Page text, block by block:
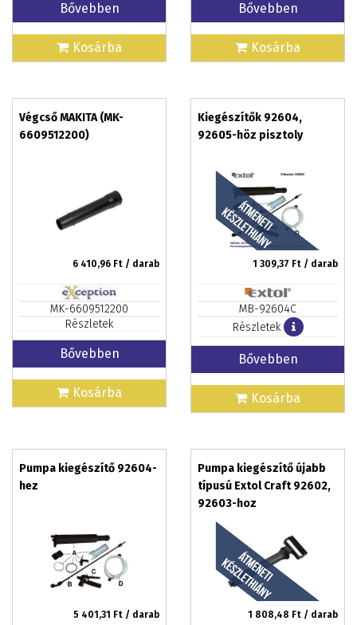
Bővebben
Kosárba
Bővebben
Kosárba
Végcső MAKITA (MK-
6609512200)
6 410,96 Ft / darab
MK-6609512200
Részletek
Bővebben
Kosárba
Kiegészítők 92604,
92605-höz pisztoly
1 309,37 Ft / darab
MB-92604C
Részletek
Bővebben
Kosárba
Pumpa kiegészítő 92604-
hez
5 401,31 Ft / darab
Pumpa kiegészítő újabb
típusú Extol Craft 92602,
92603-hoz
1 808,48 Ft / darab